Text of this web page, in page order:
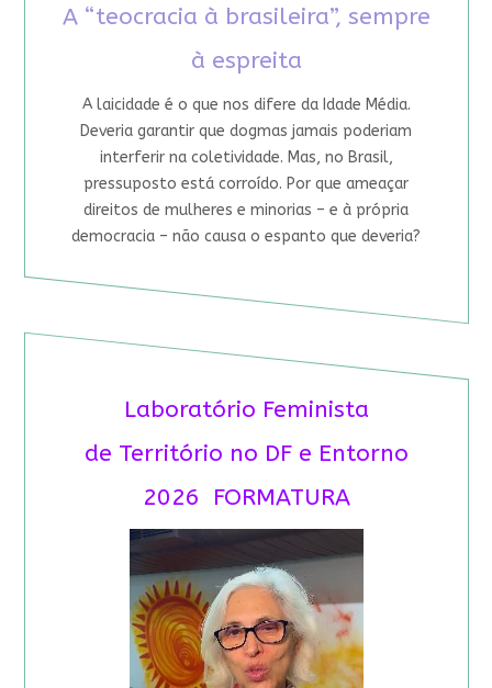
A “teocracia à brasileira”, sempre
à espreita
A laicidade é o que nos difere da Idade Média.
Deveria garantir que dogmas jamais poderiam
interferir na coletividade. Mas, no Brasil,
pressuposto está corroído. Por que ameaçar
direitos de mulheres e minorias – e à própria
democracia – não causa o espanto que deveria?
Laboratório Feminista
de Território no DF e Entorno
2026 FORMATURA